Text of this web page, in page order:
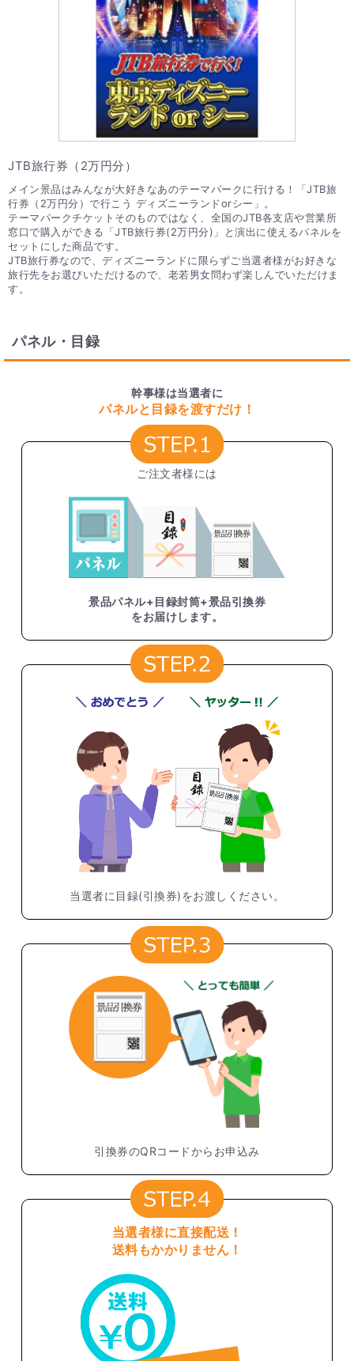
JTB旅行券（2万円分）
メイン景品はみんなが大好きなあのテーマパークに行ける！「JTB旅
行券（2万円分）で行こう ディズニーランドorシー」。
テーマパークチケットそのものではなく、全国のJTB各支店や営業所
窓口で購入ができる「JTB旅行券(2万円分)」と演出に使えるパネルを
セットにした商品です。
JTB旅行券なので、ディズニーランドに限らずご当選者様がお好きな
旅行先をお選びいただけるので、老若男女問わず楽しんでいただけま
す。
パネル・目録
幹事様は当選者に
パネルと目録を渡すだけ！
ご注文者様には
景品パネル+目録封筒+景品引換券
をお届けします。
当選者に目録(引換券)をお渡しください。
引換券のQRコードからお申込み
当選者様に直接配送！
送料もかかりません！